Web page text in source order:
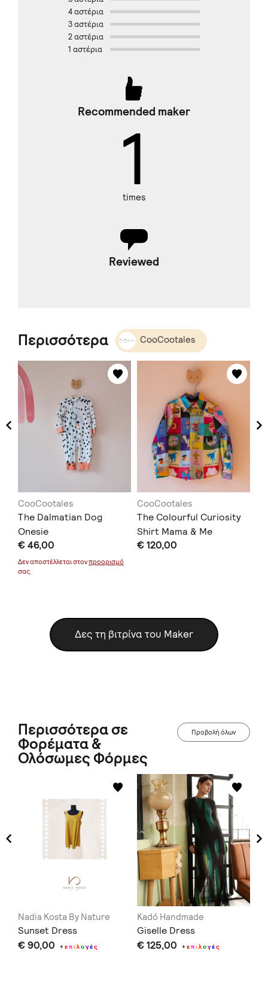
4 αστέρια
3 αστέρια
2 αστέρια
1 αστέρια
Recommended maker
1
times
Reviewed
Περισσότερα CooCootales
CooCootales
The Dalmatian Dog
Onesie
€ 46,00
Δεν αποστέλλεται στονπροορισμό
σας.
CooCootales
The Colourful Curiosity
Shirt Mama & Me
€ 120,00
Δες τη βιτρίνα του Maker
Περισσότερα σε
Φορέματα &
Ολόσωμες Φόρμες
Προβολή όλων
Nadia Kosta By Nature
Sunset Dress
€ 90,00 +επιλογές
Kadó Handmade
Giselle Dress
€ 125,00 +επιλογές